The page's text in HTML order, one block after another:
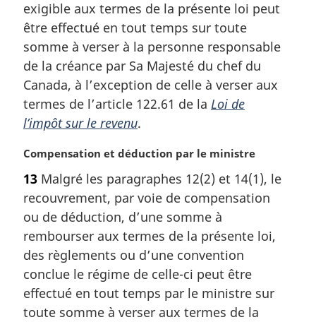
g
i
n
a
l
e
:
exigible aux termes de la présente loi peut
être effectué en tout temps sur toute
somme à verser à la personne responsable
de la créance par Sa Majesté du chef du
Canada, à l’exception de celle à verser aux
termes de l’article 122.61 de la Loi de
l’impôt sur le revenu.
N
t
e
m
a
g
i
n
a
Compensation et déduction par le ministre
13 Malgré les paragraphes 12(2) et 14(1), le
recouvrement, par voie de compensation
ou de déduction, d’une somme à
rembourser aux termes de la présente loi,
des règlements ou d’une convention
conclue le régime de celle-ci peut être
effectué en tout temps par le ministre sur
toute somme à verser aux termes de la